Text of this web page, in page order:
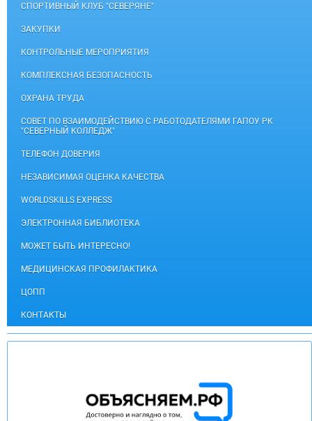
СПОРТИВНЫЙ КЛУБ "СЕВЕРЯНЕ"
ЗАКУПКИ
КОНТРОЛЬНЫЕ МЕРОПРИЯТИЯ
КОМПЛЕКСНАЯ БЕЗОПАСНОСТЬ
ОХРАНА ТРУДА
СОВЕТ ПО ВЗАИМОДЕЙСТВИЮ С РАБОТОДАТЕЛЯМИ ГАПОУ РК
"СЕВЕРНЫЙ КОЛЛЕДЖ"
ТЕЛЕФОН ДОВЕРИЯ
НЕЗАВИСИМАЯ ОЦЕНКА КАЧЕСТВА
WORLDSKILLS EXPRESS
ЭЛЕКТРОННАЯ БИБЛИОТЕКА
МОЖЕТ БЫТЬ ИНТЕРЕСНО!
МЕДИЦИНСКАЯ ПРОФИЛАКТИКА
ЦОПП
КОНТАКТЫ